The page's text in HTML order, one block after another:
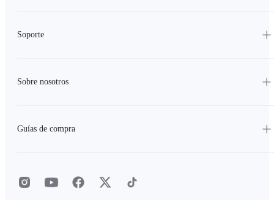
Soporte
Sobre nosotros
Guías de compra